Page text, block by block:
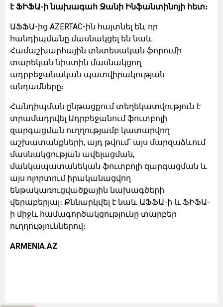
է ՖԻՖԱ-ի նախագահ Ջանի Ինֆանտինոյի հետ։
ԱՖՖԱ-ից AZERTAC-ին հայտնել են, որ
հանդիպմանը մասնակցել են նաև
Համաշխարհային տնտեսական ֆորումի
տարեկան նիստին մասնակցող
ադրբեջանական պատվիրակության
անդամները։
Հանդիպման ընթացքում տեղեկատվություն է
տրամադրվել Ադրբեջանում ֆուտբոլի
զարգացման ուղղությամբ կատարվող
աշխատանքների, այդ թվում՝ այս մարզաձևում
մասնակցության ավելացման,
մանկապատանեկան ֆուտբոլի զարգացման և
այս ոլորտում իրականացվող
ենթակառուցվածքային նախագծերի
վերաբերյալ։ Քննարկվել է նաև ԱՖՖԱ-ի և ՖԻՖԱ-
ի միջև համագործակցությունը տարբեր
ուղղություններով։
ARMENIA.AZ